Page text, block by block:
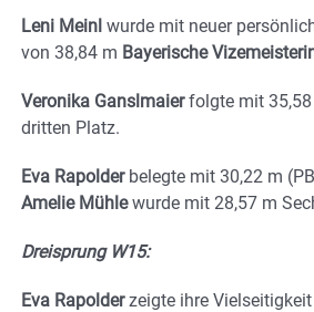
Leni Meinl wurde mit neuer
von 38,84 m Bayerische
Veronika Ganslmaierfolgte mit
dritten Platz.
Eva Rapolderbelegte mit 30,22 m
Amelie Mühlewurde mit 28,57 m
Dreisprung W15:
Eva Rapolderzeigte ihre